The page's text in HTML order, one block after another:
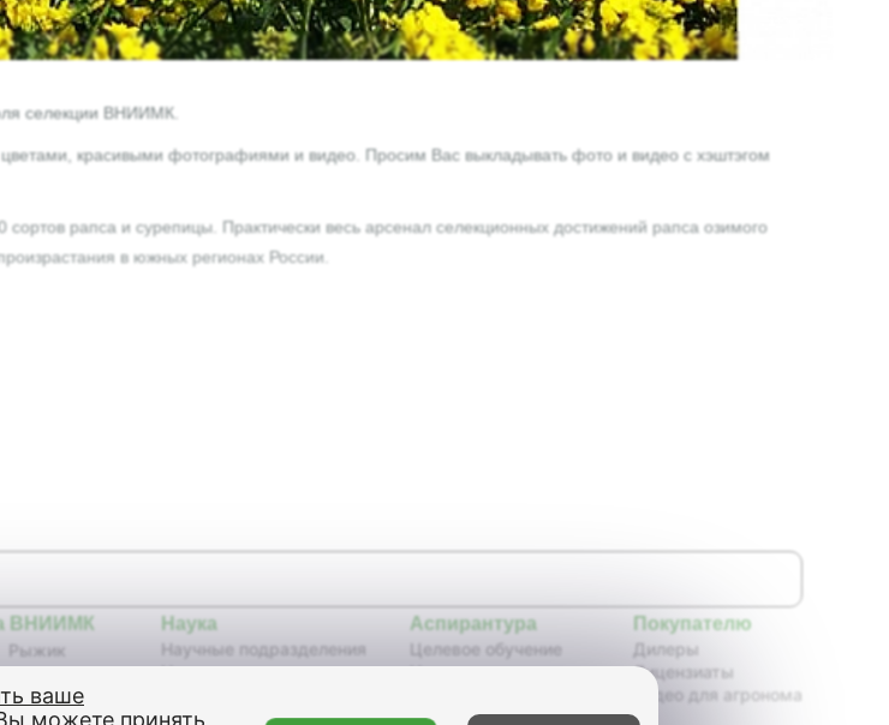
селекции ВНИИМК.
красивыми фотографиями и видео. Просим Вас выкладывать фото и видео с хэштэгом
рапса и сурепицы. Практически весь арсенал селекционных достижений рапса озимого
в южных регионах России.
ВНИИМК
Рыжик
Кунжут
Наука
Научные подразделения
Научные издания
изобретения,
Аспирантура
Целевое обучение
Новости аспирантуры
Портфолио аспирантов
Покупателю
Дилеры
Лицензиаты
Видео для агронома
ваше
Вы можете принять